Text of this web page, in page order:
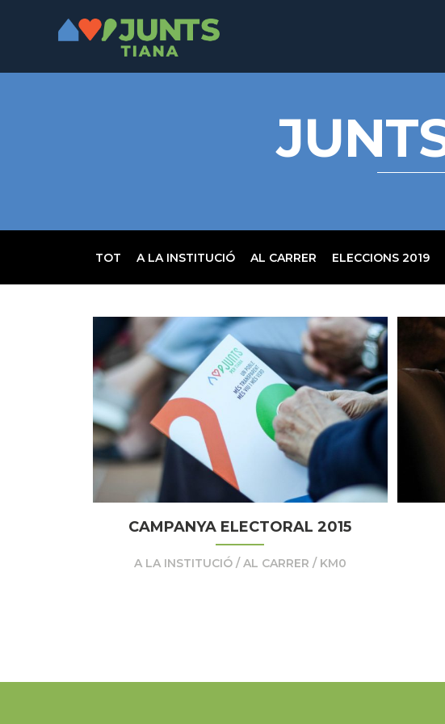
TOT A LA INSTITUCIÓ AL CARRER ELECCIONS 2019
CAMPANYA ELECTORAL 2015
A LA INSTITUCIÓ / AL CARRER / KM0